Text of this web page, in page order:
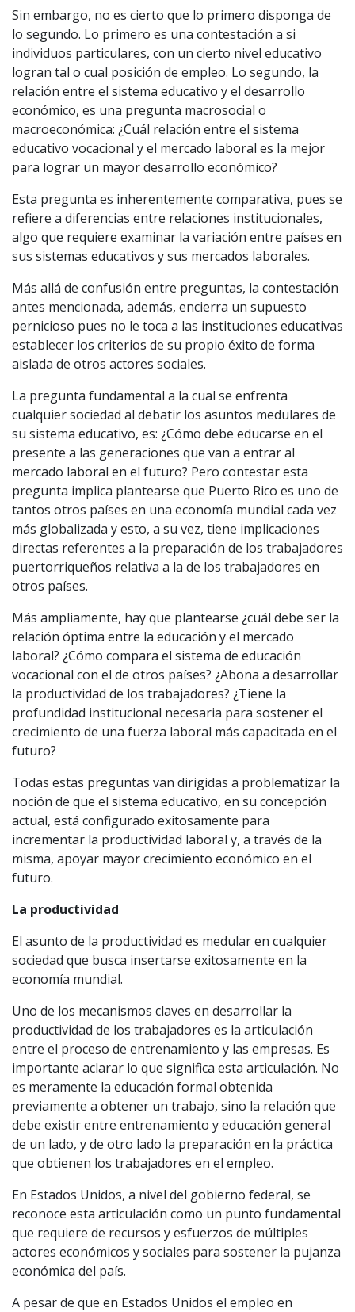
Sin embargo, no es cierto que lo primero disponga de
lo segundo. Lo primero es una contestación a si
individuos particulares, con un cierto nivel educativo
logran tal o cual posición de empleo. Lo segundo, la
relación entre el sistema educativo y el desarrollo
económico, es una pregunta macrosocial o
macroeconómica: ¿Cuál relación entre el sistema
educativo vocacional y el mercado laboral es la mejor
para lograr un mayor desarrollo económico?
Esta pregunta es inherentemente comparativa, pues se
refiere a diferencias entre relaciones institucionales,
algo que requiere examinar la variación entre países en
sus sistemas educativos y sus mercados laborales.
Más allá de confusión entre preguntas, la contestación
antes mencionada, además, encierra un supuesto
pernicioso pues no le toca a las instituciones educativas
establecer los criterios de su propio éxito de forma
aislada de otros actores sociales.
La pregunta fundamental a la cual se enfrenta
cualquier sociedad al debatir los asuntos medulares de
su sistema educativo, es: ¿Cómo debe educarse en el
presente a las generaciones que van a entrar al
mercado laboral en el futuro? Pero contestar esta
pregunta implica plantearse que Puerto Rico es uno de
tantos otros países en una economía mundial cada vez
más globalizada y esto, a su vez, tiene implicaciones
directas referentes a la preparación de los trabajadores
puertorriqueños relativa a la de los trabajadores en
otros países.
Más ampliamente, hay que plantearse ¿cuál debe ser la
relación óptima entre la educación y el mercado
laboral? ¿Cómo compara el sistema de educación
vocacional con el de otros países? ¿Abona a desarrollar
la productividad de los trabajadores? ¿Tiene la
profundidad institucional necesaria para sostener el
crecimiento de una fuerza laboral más capacitada en el
futuro?
Todas estas preguntas van dirigidas a problematizar la
noción de que el sistema educativo, en su concepción
actual, está configurado exitosamente para
incrementar la productividad laboral y, a través de la
misma, apoyar mayor crecimiento económico en el
futuro.
La productividad
El asunto de la productividad es medular en cualquier
sociedad que busca insertarse exitosamente en la
economía mundial.
Uno de los mecanismos claves en desarrollar la
productividad de los trabajadores es la articulación
entre el proceso de entrenamiento y las empresas. Es
importante aclarar lo que significa esta articulación. No
es meramente la educación formal obtenida
previamente a obtener un trabajo, sino la relación que
debe existir entre entrenamiento y educación general
de un lado, y de otro lado la preparación en la práctica
que obtienen los trabajadores en el empleo.
En Estados Unidos, a nivel del gobierno federal, se
reconoce esta articulación como un punto fundamental
que requiere de recursos y esfuerzos de múltiples
actores económicos y sociales para sostener la pujanza
económica del país.
A pesar de que en Estados Unidos el empleo en